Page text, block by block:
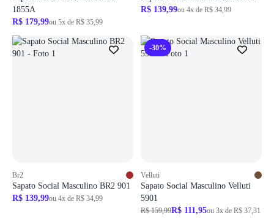
1855A
R$ 179,99ou 5x de R$ 35,99
R$ 139,99ou 4x de R$ 34,99
Br2
Sapato Social Masculino BR2 901
R$ 139,99ou 4x de R$ 34,99
-30%
Velluti
Sapato Social Masculino Velluti
5901
R$ 159,99R$ 111,95ou 3x de R$ 37,31